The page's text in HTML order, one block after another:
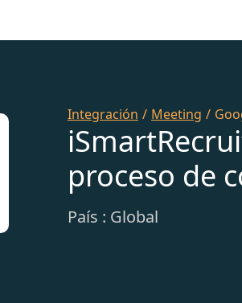
Integración / Meeting /
proceso de
País : Global